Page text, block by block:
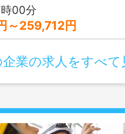
定める業務
00分
～259,712円
企業の求人をすべて